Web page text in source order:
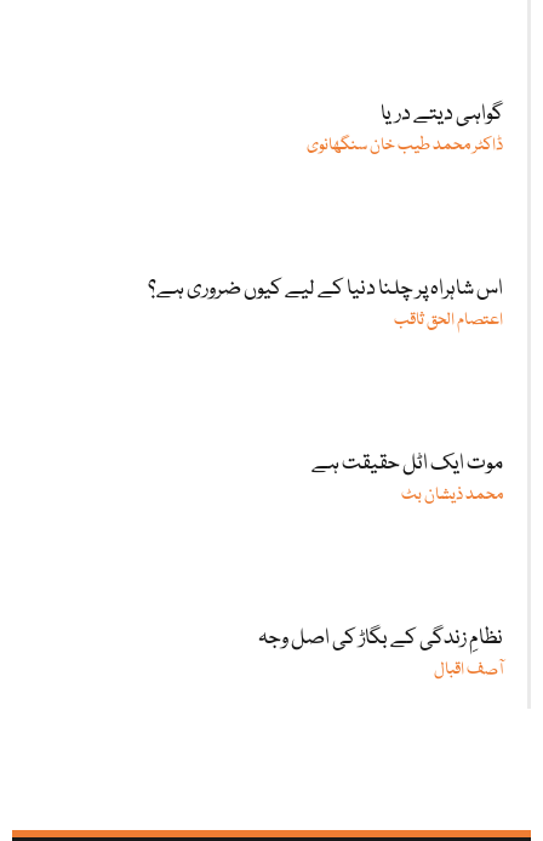
گواہی دیتے دریا
ڈاکٹر محمد طیب خان سنگھانوی
اس شاہراہ پر چلنا دنیا کے لیے کیوں ضروری ہے؟
اعتصام الحق ثاقب
موت ایک اٹل حقیقت ہے
محمد ذیشان بٹ
نظامِ زندگی کے بگاڑ کی اصل وجہ
آصف اقبال